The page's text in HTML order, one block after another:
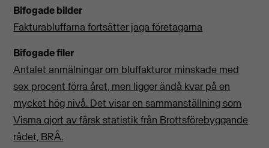
Bifogade bilder
Fakturabluffarna fortsätter jaga företagarna
Bifogade filer
Antalet anmälningar om bluffakturor minskade med
sex procent förra året, men ligger ändå kvar på en
mycket hög nivå. Det visar en sammanställning som
Visma gjort av färsk statistik från Brottsförebyggande
rådet, BRÅ.